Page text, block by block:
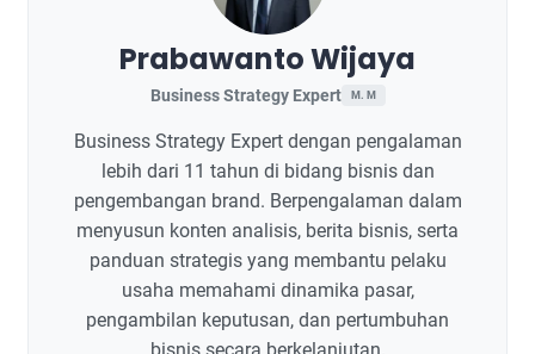
Prabawanto Wijaya
Business Strategy Expert M. M
Business Strategy Expert dengan pengalaman
lebih dari 11 tahun di bidang bisnis dan
pengembangan brand. Berpengalaman dalam
menyusun konten analisis, berita bisnis, serta
panduan strategis yang membantu pelaku
usaha memahami dinamika pasar,
pengambilan keputusan, dan pertumbuhan